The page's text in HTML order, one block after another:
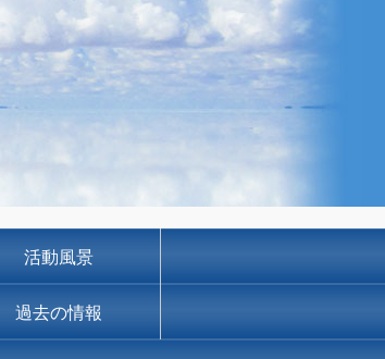
活動風景
過去の情報